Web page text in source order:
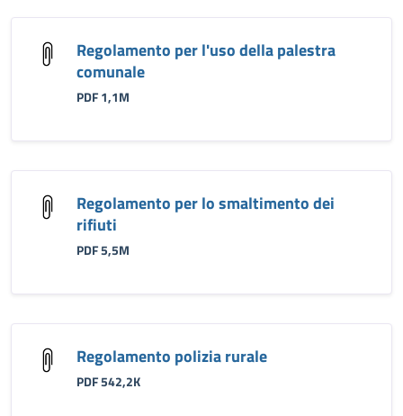
Regolamento per l'uso della palestra
comunale
PDF 1,1M
Regolamento per lo smaltimento dei
rifiuti
PDF 5,5M
Regolamento polizia rurale
PDF 542,2K